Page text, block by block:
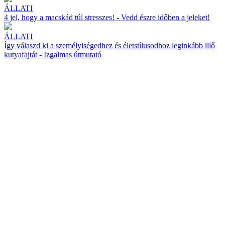
ÁLLATI
4 jel, hogy a macskád túl stresszes! - Vedd észre időben a jeleket!
ÁLLATI
Így válaszd ki a személyiségedhez és életstílusodhoz leginkább illő
kutyafajtát - Izgalmas útmutató